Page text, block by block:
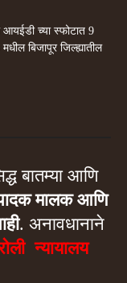
आयईडी च्या स्फोटात 9
बिजापूर जिल्ह्यातील
बातम्या आणि
मालक आणि
. अनावधानाने
न्यायालय